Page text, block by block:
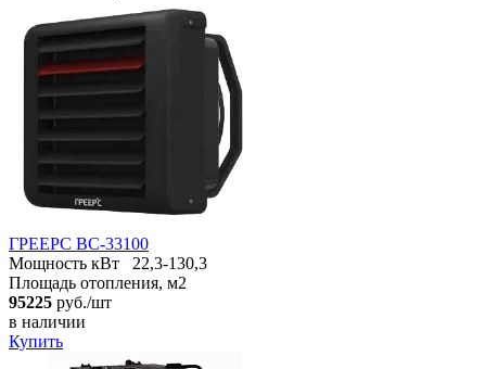
ГРЕЕРС ВС-33100
Мощность кВт
22,3-130,3
Площадь отопления, м2
95225 руб./шт
в наличии
Купить